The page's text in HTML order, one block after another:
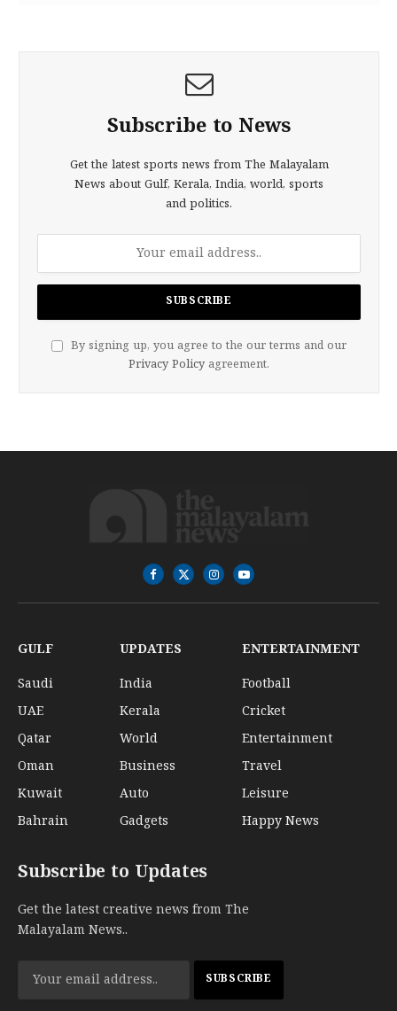
Subscribe to News
Get the latest sports news from The Malayalam
News about Gulf, Kerala, India, world, sports
and politics.
By signing up, you agree to the our terms and our
Privacy Policy agreement.
Facebook
X
(Twitter)
InstagramYouTube
GULF
Saudi
UAE
Qatar
Oman
Kuwait
Bahrain
UPDATES
India
Kerala
World
Business
Auto
Gadgets
ENTERTAINMENT
Football
Cricket
Entertainment
Travel
Leisure
Happy News
Subscribe to Updates
Get the latest creative news from The
Malayalam News..